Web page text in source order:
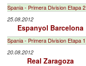
Spania - Primera Division Etapa 2
25.08.2012
Espanyol Barcelona
Spania - Primera Division Etapa 1
20.08.2012
Real Zaragoza